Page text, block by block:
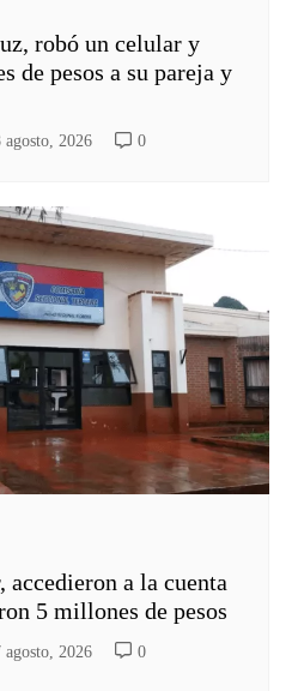
robó un celular y
de pesos a su pareja y
agosto, 2026 0
accedieron a la cuenta
5 millones de pesos
agosto, 2026 0